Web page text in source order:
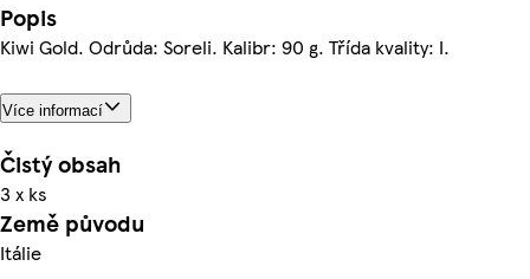
Popis
Kiwi Gold. Odrůda: Soreli. Kalibr: 90 g. Třída kvality: I.
Více informací
Čistý obsah
3 x ks
Země původu
Itálie